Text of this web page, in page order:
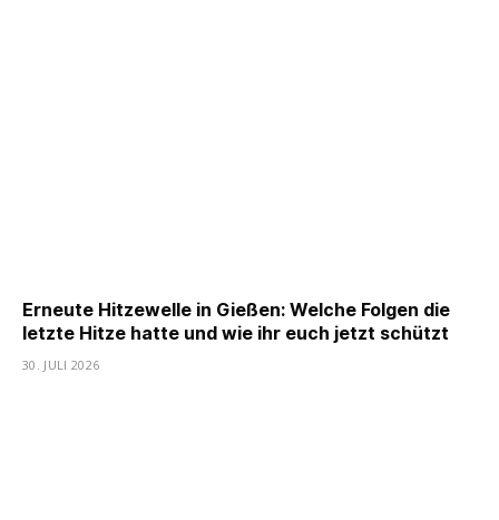
Erneute Hitzewelle in Gießen: Welche Folgen die
letzte Hitze hatte und wie ihr euch jetzt schützt
30. JULI 2026